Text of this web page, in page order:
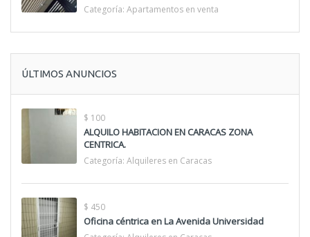
Categoría: Apartamentos en venta
ÚLTIMOS ANUNCIOS
$ 100
ALQUILO HABITACION EN CARACAS ZONA
CENTRICA.
Categoría: Alquileres en Caracas
$ 450
Oficina céntrica en La Avenida Universidad